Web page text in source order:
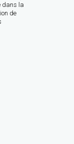
dans la
de